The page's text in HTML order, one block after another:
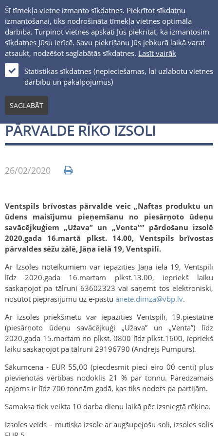
Šī tīmekļa vietne izmanto sīkdatnes. Piekrītot sīkdatņu
izmantošanai, tiks nodrošināta tīmekļa vietnes optimāla
darbība. Turpinot vietnes apskati Jūs piekrītat, ka izmantosim
sīkdatnes Jūsu ierīcē. Savu piekrišanu Jūs jebkurā laikā varat
atsaukt, nodzēšot saglabātās sīkdatnes. Lasīt vairāk
Statistikas sīkdatnes (nepieciešamas, lai uzlabotu vietnes
darbību un pakalpojumus)
SAGLABĀT
Jaunumi un notikumi
VENTSPILS BRIVOSTAS
PĀRVALDE RĪKO IZSOLI
26/02/2020
Ventspils brīvostas pārvalde veic „Naftas produktu un
ūdens maisījumu pieņemšanu no piesārņoto ūdeņu
savācējkuģiem „Užava” un „Venta”” pārdošanu izsolē
2020.gada 16.martā plkst. 14.00, Ventspils brīvostas
pārvaldes sēžu zālē, Jāņa ielā 19, Ventspilī.
Ar Izsoles noteikumiem var iepazīties Jāņa ielā 19, Ventspilī
līdz 2020.gada 16.martam plkst.13.00, iepriekš laiku
saskaņojot pa tālruni 63602323 vai saņemt tos elektroniski,
nosūtot pieprasījumu uz e-pastu anete.dimza@vbp.lv.
Ar izsoles priekšmetu var iepazīties Ventspilī, 19.piestātnē
(piesārņoto ūdeņu savācējkuģi „Užava” un „Venta”) līdz
2020.gada 15.martam no plkst. 0800 līdz plkst.1600, iepriekš
laiku saskaņojot pa tālruni 29196790 (Andrejs Pumpurs).
Sākumcena - EUR 55,00 (piecdesmit pieci eiro 00 centi) plus
pievienotās vērtības nodoklis 21 % par tonnu. Paredzamais
apjoms ir līdz 700 tonnām gadā, kas tiks nodots pa partijām.
Samaksa tiek veikta 10 darba dienu laikā pēc izsniegtā rēķina.
Izsoles veids – mutiska izsole ar augšupejošu soli, izsoles solis